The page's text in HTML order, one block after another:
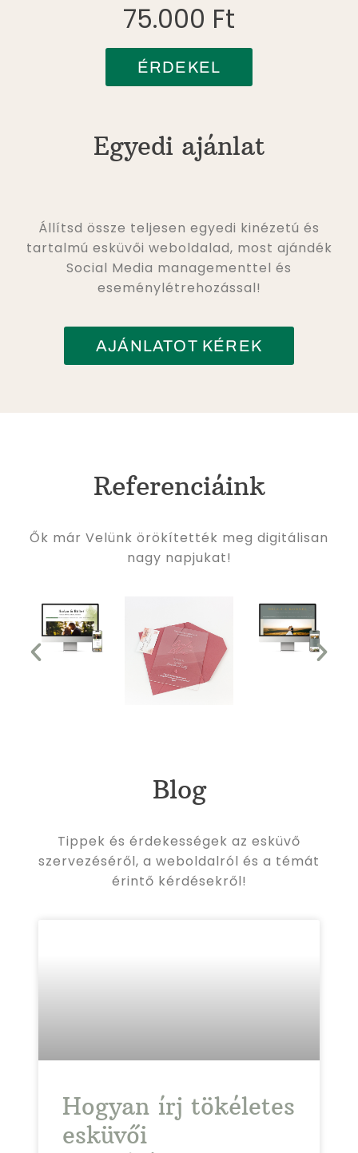
75.000 Ft
ÉRDEKEL
Egyedi ajánlat
Állítsd össze teljesen egyedi kinézetú és
tartalmú esküvői weboldalad, most ajándék
Social Media managementtel és
eseménylétrehozással!
AJÁNLATOT KÉREK
Referenciáink
Ők már Velünk örökítették meg digitálisan
nagy napjukat!
Blog
Tippek és érdekességek az esküvő
szervezéséről, a weboldalról és a témát
érintő kérdésekről!
Hogyan írj tökéletes
esküvői